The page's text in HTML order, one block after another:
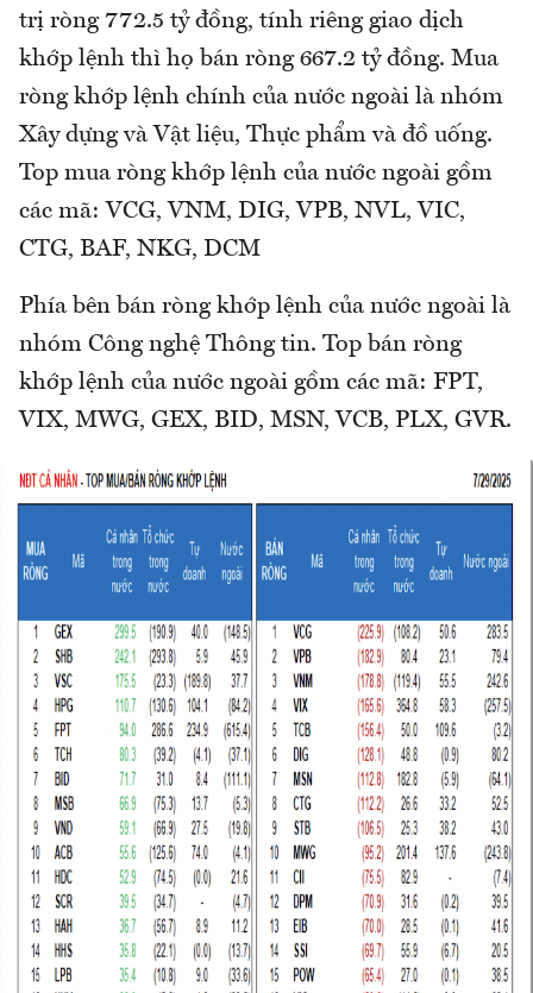
trị ròng 772.5 tỷ đồng, tính riêng giao dịch
khớp lệnh thì họ bán ròng 667.2 tỷ đồng. Mua
ròng khớp lệnh chính của nước ngoài là nhóm
Xây dựng và Vật liệu, Thực phẩm và đồ uống.
Top mua ròng khớp lệnh của nước ngoài gồm
các mã: VCG, VNM, DIG, VPB, NVL, VIC,
CTG, BAF, NKG, DCM
Phía bên bán ròng khớp lệnh của nước ngoài là
nhóm Công nghệ Thông tin. Top bán ròng
khớp lệnh của nước ngoài gồm các mã: FPT,
VIX, MWG, GEX, BID, MSN, VCB, PLX, GVR.